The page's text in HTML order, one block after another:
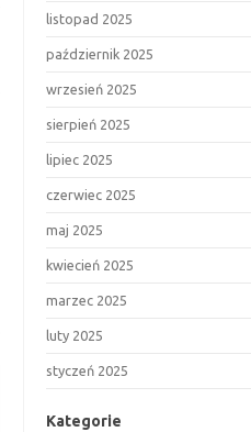
listopad 2025
październik 2025
wrzesień 2025
sierpień 2025
lipiec 2025
czerwiec 2025
maj 2025
kwiecień 2025
marzec 2025
luty 2025
styczeń 2025
Kategorie